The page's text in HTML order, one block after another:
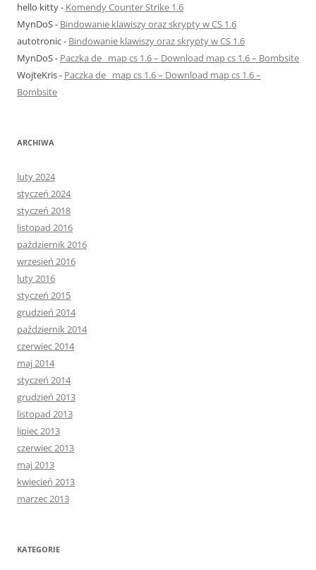
hello kitty- Komendy Counter Strike 1.6
MynDoS- Bindowanie klawiszy oraz skrypty w CS 1.6
autotronic- Bindowanie klawiszy oraz skrypty w CS 1.6
MynDoS- Paczka de_ map cs 1.6 – Download map cs 1.6 – Bombsite
WojteKris- Paczka de_ map cs 1.6 – Download map cs 1.6 –
Bombsite
ARCHIWA
luty 2024
styczeń 2024
styczeń 2018
listopad 2016
październik 2016
wrzesień 2016
luty 2016
styczeń 2015
grudzień 2014
październik 2014
czerwiec 2014
maj 2014
styczeń 2014
grudzień 2013
listopad 2013
lipiec 2013
czerwiec 2013
maj 2013
kwiecień 2013
marzec 2013
KATEGORIE